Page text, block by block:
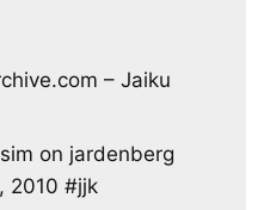
– Jaiku
on jardenberg
2010 #jjk